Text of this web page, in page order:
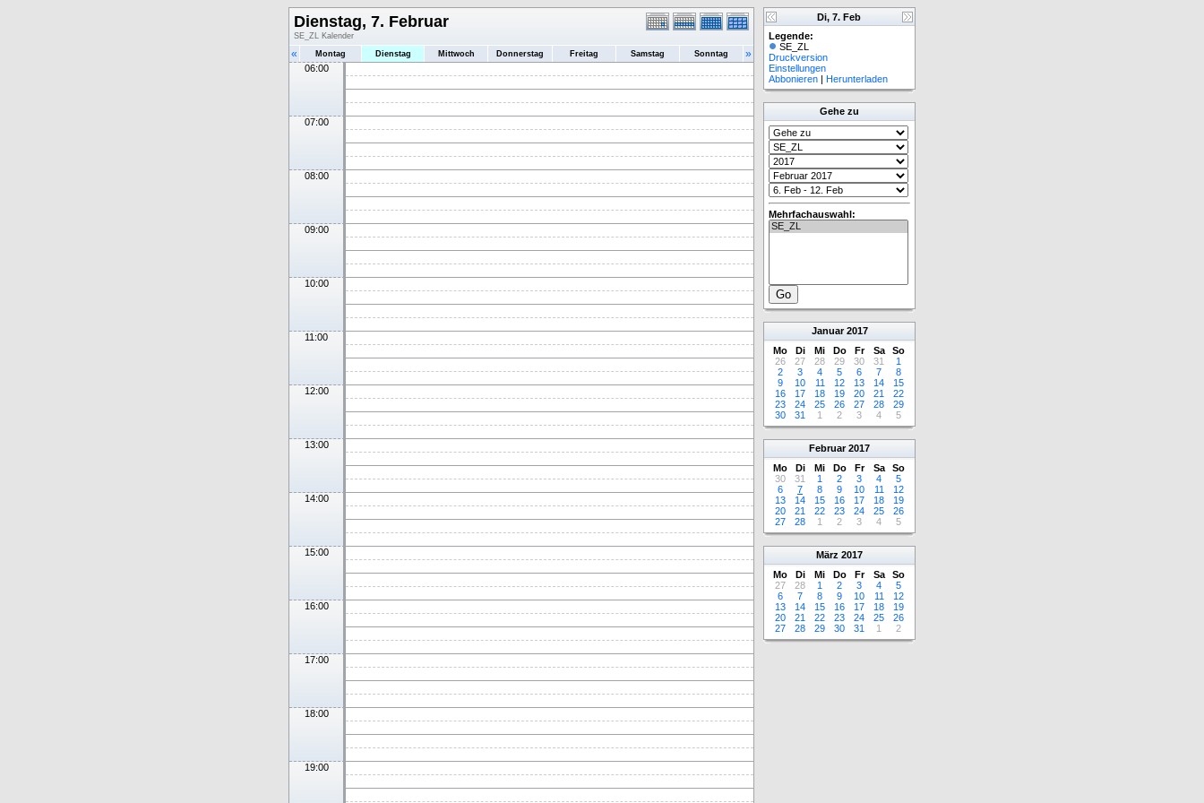
Dienstag, 7. Februar
SE_ZL Kalender
« Montag Dienstag Mittwoch Donnerstag Freitag Samstag Sonntag »
06:00
07:00
08:00
09:00
10:00
11:00
12:00
13:00
14:00
15:00
16:00
17:00
18:00
19:00
Di, 7. Feb
Legende:
SE_ZL
Druckversion
Einstellungen
Abbonieren | Herunterladen
Gehe zu
Mehrfachauswahl:
Januar 2017
Mo
Di Mi Do Fr Sa
So
26
27 28 29 30 31
1
2
3 4 5 6 7
8
9
10 11 12 13 14
15
16
17 18 19 20 21
22
23
24 25 26 27 28
29
30
31 1 2 3 4 5
Februar 2017
Mo
Di Mi Do Fr Sa
So
30
31 1 2 3 4
5
6
7 8 9 10 11
12
13
14 15 16 17 18
19
20
21 22 23 24 25
26
27
28 1 2 3 4 5
März 2017
Mo
Di Mi Do Fr Sa
So
27
28 1 2 3 4
5
6
7 8 9 10 11
12
13
14 15 16 17 18
19
20
21 22 23 24 25
26
27
28 29 30 31 1 2